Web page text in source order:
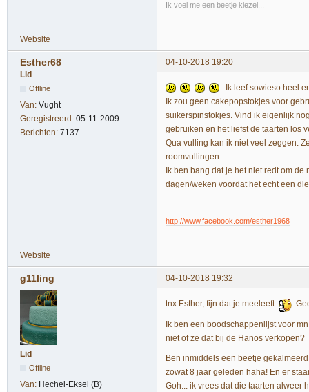
Ik voel me een beetje kiezel...
Website
Esther68
04-10-2018 19:20
Lid
Offline
Van: Vught
Geregistreerd: 05-11-2009
Berichten: 7137
. Ik leef sowieso heel
Ik zou geen cakepopstokjes voor
suikerspinstokjes. Vind ik eigenlijk
gebruiken en het liefst de taarten los
Qua vulling kan ik niet veel zeggen.
roomvullingen.
Ik ben bang dat je het niet redt om
dagen/weken voordat het echt een
http://www.facebook.com/esther1968
Website
g11ling 04-10-2018 19:32
Lid
Offline
Van: Hechel-Eksel (B)
tnx Esther, fijn dat je meeleeft
Ik ben een boodschappenlijst voor
niet of ze dat bij de Hanos verkopen?
Ben inmiddels een beetje
zowat 8 jaar geleden haha! En er
Goh... ik vrees dat die taarten